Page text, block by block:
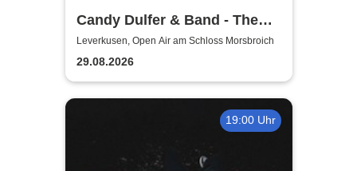
Candy Dulfer & Band - The
Park 2026
Leverkusen, Open Air am Schloss Morsbroich
29.08.2026
19:00 Uhr